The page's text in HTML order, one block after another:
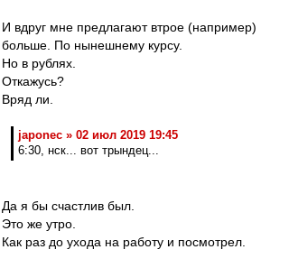
И вдруг мне предлагают втрое (например)
больше. По нынешнему курсу.
Но в рублях.
Откажусь?
Вряд ли.
japonec » 02 июл 2019 19:45
6:30, нск... вот трындец...
Да я бы счастлив был.
Это же утро.
Как раз до ухода на работу и посмотрел.